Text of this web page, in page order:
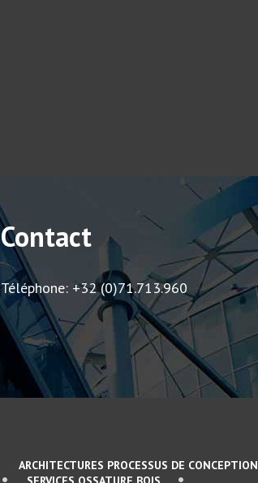
Contact
Téléphone: +32 (0)71.713.960
ARCHITECTURES PROCESSUS DE CONCEPTION